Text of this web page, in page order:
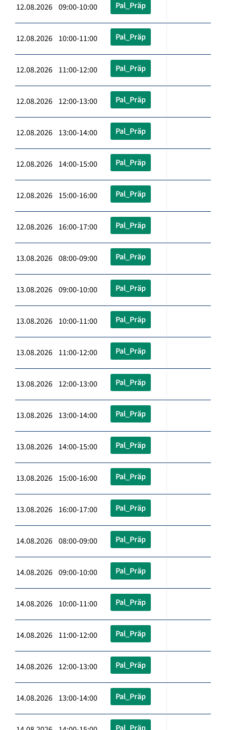
12.08.2026 09:00-10:00 Pal_Präp
12.08.2026 10:00-11:00 Pal_Präp
12.08.2026 11:00-12:00 Pal_Präp
12.08.2026 12:00-13:00 Pal_Präp
12.08.2026 13:00-14:00 Pal_Präp
12.08.2026 14:00-15:00 Pal_Präp
12.08.2026 15:00-16:00 Pal_Präp
12.08.2026 16:00-17:00 Pal_Präp
13.08.2026 08:00-09:00 Pal_Präp
13.08.2026 09:00-10:00 Pal_Präp
13.08.2026 10:00-11:00 Pal_Präp
13.08.2026 11:00-12:00 Pal_Präp
13.08.2026 12:00-13:00 Pal_Präp
13.08.2026 13:00-14:00 Pal_Präp
13.08.2026 14:00-15:00 Pal_Präp
13.08.2026 15:00-16:00 Pal_Präp
13.08.2026 16:00-17:00 Pal_Präp
14.08.2026 08:00-09:00 Pal_Präp
14.08.2026 09:00-10:00 Pal_Präp
14.08.2026 10:00-11:00 Pal_Präp
14.08.2026 11:00-12:00 Pal_Präp
14.08.2026 12:00-13:00 Pal_Präp
14.08.2026 13:00-14:00 Pal_Präp